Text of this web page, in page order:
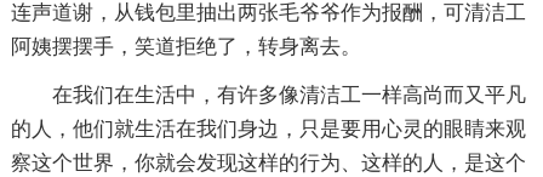
连声道谢，从钱包里抽出两张毛爷爷作为报酬，可清洁工
阿姨摆摆手，笑道拒绝了，转身离去。
在我们在生活中，有许多像清洁工一样高尚而又平凡
的人，他们就生活在我们身边，只是要用心灵的眼睛来观
察这个世界，你就会发现这样的行为、这样的人，是这个